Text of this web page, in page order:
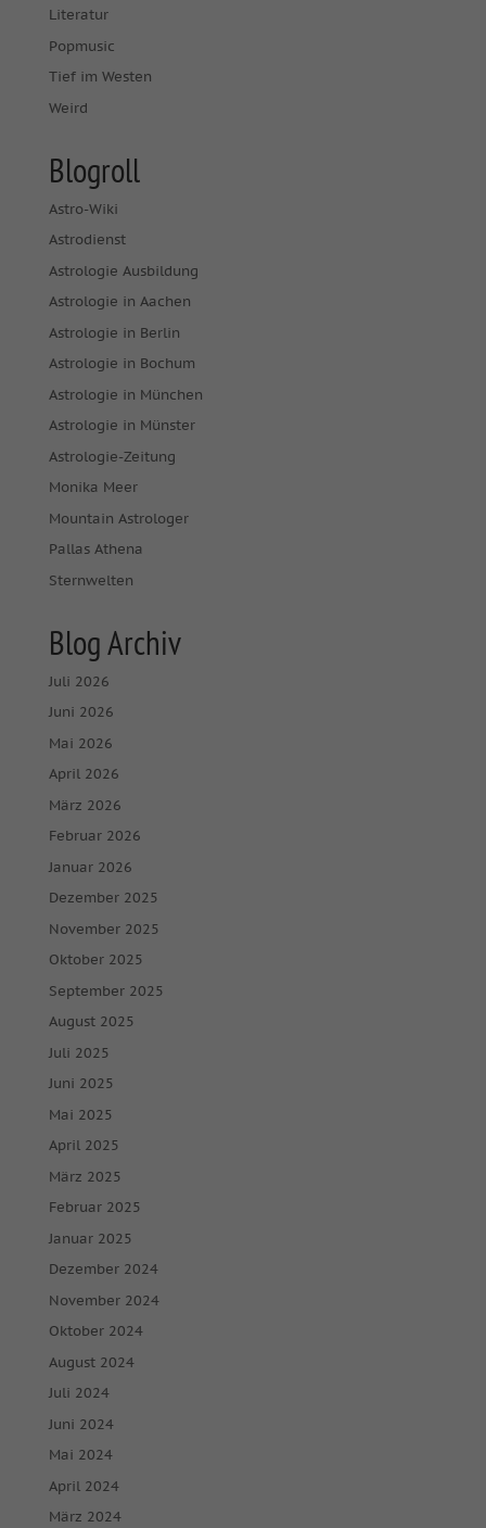
Literatur
Popmusic
Tief im Westen
Weird
Blogroll
Astro-Wiki
Astrodienst
Astrologie Ausbildung
Astrologie in Aachen
Astrologie in Berlin
Astrologie in Bochum
Astrologie in München
Astrologie in Münster
Astrologie-Zeitung
Monika Meer
Mountain Astrologer
Pallas Athena
Sternwelten
Blog Archiv
Juli 2026
Juni 2026
Mai 2026
April 2026
März 2026
Februar 2026
Januar 2026
Dezember 2025
November 2025
Oktober 2025
September 2025
August 2025
Juli 2025
Juni 2025
Mai 2025
April 2025
März 2025
Februar 2025
Januar 2025
Dezember 2024
November 2024
Oktober 2024
August 2024
Juli 2024
Juni 2024
Mai 2024
April 2024
März 2024